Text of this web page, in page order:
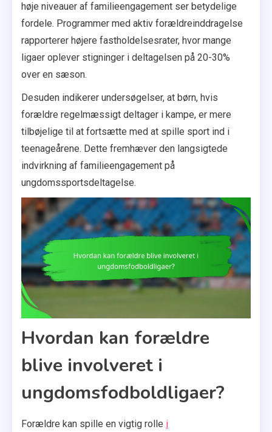
høje niveauer af familieengagement ser betydelige
fordele. Programmer med aktiv forældreinddragelse
rapporterer højere fastholdelsesrater, hvor mange
ligaer oplever stigninger i deltagelsen på 20-30%
over en sæson.
Desuden indikerer undersøgelser, at børn, hvis
forældre regelmæssigt deltager i kampe, er mere
tilbøjelige til at fortsætte med at spille sport ind i
teenageårene. Dette fremhæver den langsigtede
indvirkning af familieengagement på
ungdomssportsdeltagelse.
Hvordan kan forældre
blive involveret i
ungdomsfodboldligaer?
Forældre kan spille en vigtig rolle i